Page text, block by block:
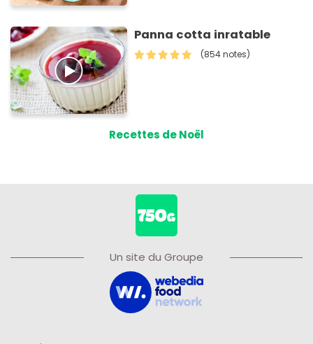
Panna cotta inratable
(854 notes)
Recettes de Noël
Un site du Groupe